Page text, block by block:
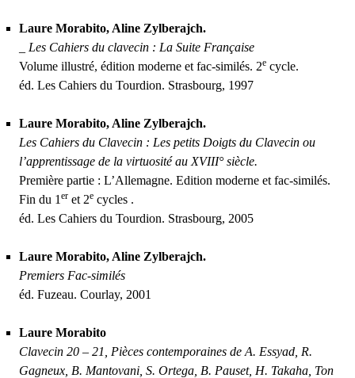
Laure Morabito, Aline Zylberajch.
Les Cahiers du clavecin : La Suite Française
Volume illustré, édition moderne et fac-similés. 2e cycle.
éd. Les Cahiers du Tourdion. Strasbourg, 1997
Laure Morabito, Aline Zylberajch.
Les Cahiers du Clavecin : Les petits Doigts du Clavecin ou
l’apprentissage de la virtuosité au XVIII° siècle.
Première partie : L’Allemagne. Edition moderne et fac-similés.
Fin du 1 er et 2e cycles .
éd. Les Cahiers du Tourdion. Strasbourg, 2005
Laure Morabito, Aline Zylberajch.
Premiers Fac-similés
éd. Fuzeau. Courlay, 2001
Laure Morabito
Clavecin 20 – 21, Pièces contemporaines de A. Essyad, R.
Gagneux, B. Mantovani, S. Ortega, B. Pauset, H. Takaha, Ton